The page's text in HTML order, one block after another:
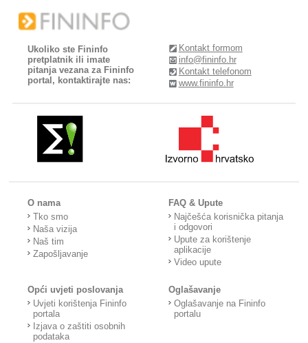
Ukoliko ste Fininfo
pretplatnik ili imate
pitanja vezana za Fininfo
portal, kontaktirajte nas:
Kontakt formom
info@fininfo.hr
Kontakt telefonom
www.fininfo.hr
O nama
Tko smo
Naša vizija
Naš tim
Zapošljavanje
FAQ & Upute
Najčešća korisnička pitanja
i odgovori
Upute za korištenje
aplikacije
Video upute
Opći uvjeti poslovanja
Uvjeti korištenja Fininfo
portala
Izjava o zaštiti osobnih
podataka
Oglašavanje
Oglašavanje na Fininfo
portalu